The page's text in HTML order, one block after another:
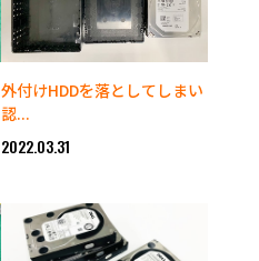
外付けHDDを落としてしまい
認...
2022.03.31